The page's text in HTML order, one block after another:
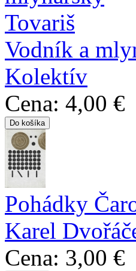
Vodník a
Kolektív
Cena: 4,00 €
Pohádky
Karel
Cena: 3,00 €